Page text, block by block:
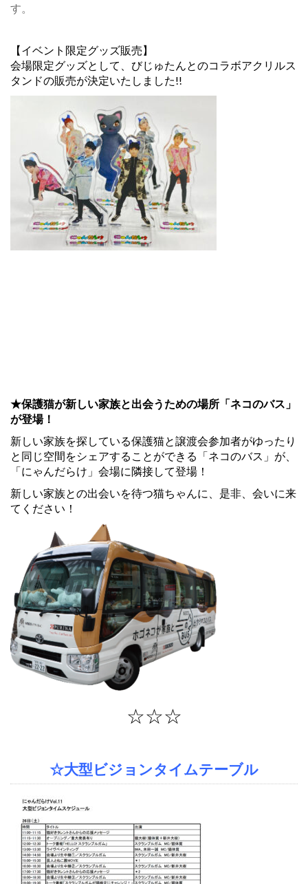
す。
【イベント限定グッズ販売】
会場限定グッズとして、びじゅたんとのコラボアクリルス
タンドの販売が決定いたしました!!
★保護猫が新しい家族と出会うための場所「ネコのバス」
が登場！
新しい家族を探している保護猫と譲渡会参加者がゆったり
と同じ空間をシェアすることができる「ネコのバス」が、
「にゃんだらけ」会場に隣接して登場！
新しい家族との出会いを待つ猫ちゃんに、是非、会いに来
てください！
☆☆☆
☆大型ビジョンタイムテーブル